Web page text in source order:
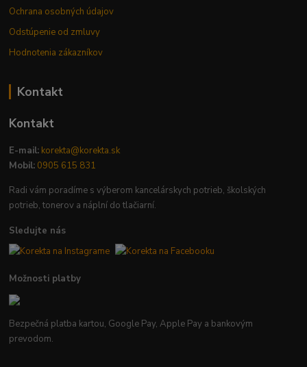
Ochrana osobných údajov
Odstúpenie od zmluvy
Hodnotenia zákazníkov
Kontakt
Kontakt
E-mail: korekta@korekta.sk
Mobil: 0905 615 831
Radi vám poradíme s výberom kancelárskych potrieb, školských
potrieb, tonerov a náplní do tlačiarní.
Sledujte nás
Možnosti platby
Bezpečná platba kartou, Google Pay, Apple Pay a bankovým
prevodom.